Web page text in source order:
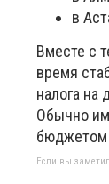
в
Вместе с
время
налога
Обычно
бюджетом
Если вы